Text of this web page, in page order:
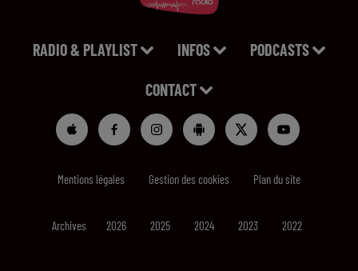
RADIO & PLAYLIST INFOS PODCASTS
CONTACT
Mentions légales Gestion des cookies Plan du site
Archives 2026 2025 2024 2023 2022